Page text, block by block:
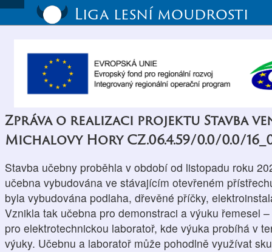
Liga lesní moudrosti
Zpráva o realizaci projektu Stavba
Michalovy Hory CZ.06.4.59/0.0/0.0/
Stavba učebny proběhla v období od listopadu roku
učebna vybudována ve stávajícím otevřeném
byla vybudována podlaha, dřevěné příčky,
Vznikla tak učebna pro demonstraci a výuku řemesel
pro elektrotechnickou laboratoř, kde výuka probíhá v
výuky. Učebnu a laboratoř může pohodlně využívat